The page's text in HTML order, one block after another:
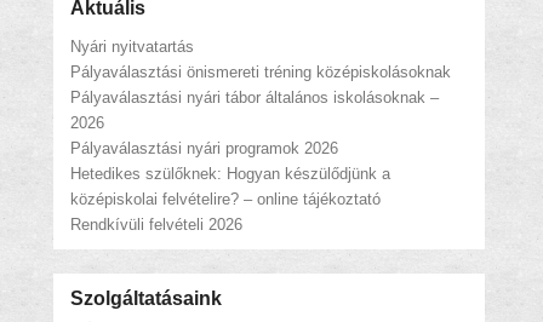
Aktuális
Nyári nyitvatartás
Pályaválasztási önismereti tréning középiskolásoknak
Pályaválasztási nyári tábor általános iskolásoknak –
2026
Pályaválasztási nyári programok 2026
Hetedikes szülőknek: Hogyan készülődjünk a
középiskolai felvételire? – online tájékoztató
Rendkívüli felvételi 2026
Szolgáltatásaink